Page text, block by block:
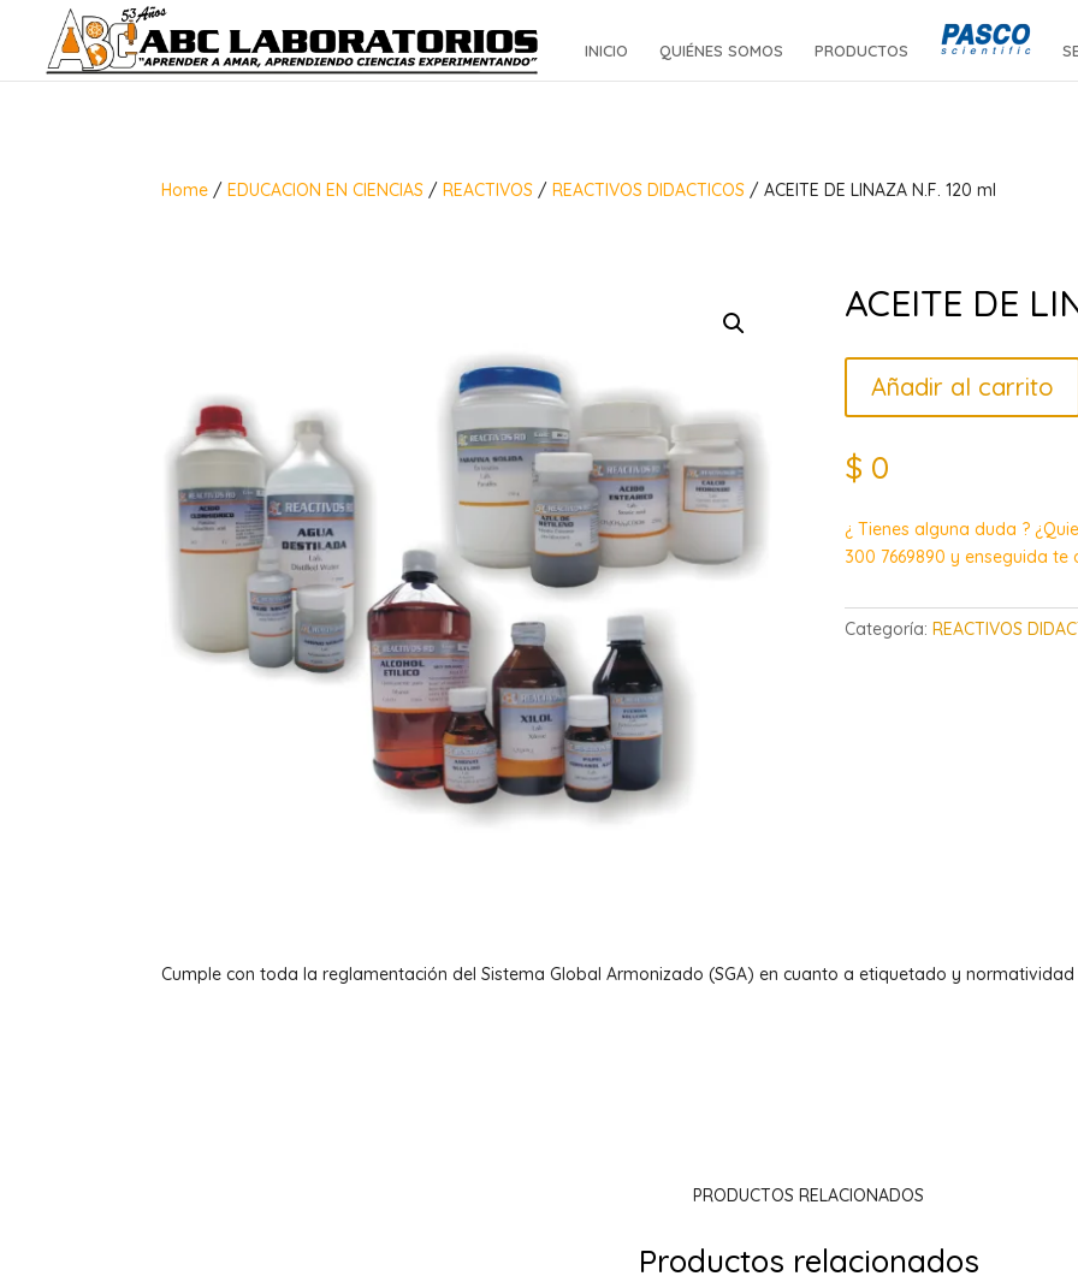
INICIO QUIÉNES SOMOS PRODUCTOS
Home /EDUCACION EN CIENCIAS /REACTIVOS /REACTIVOS DIDACTICOS / ACEITE DE LINAZA N.F. 120 ml
ACEITE DE
Añadir al carrito
$ 0
¿ Tienes alguna duda ?
300 7669890 y enseguida te
Categoría: REACTIVOS
Cumple con toda la reglamentación del Sistema Global Armonizado (SGA) en cuanto a etiquetado y normatividad
PRODUCTOS RELACIONADOS
Productos relacionados